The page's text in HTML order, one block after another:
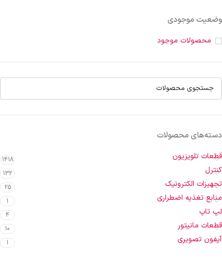
وضعیت موجودی
محصولات موجود
دسته‌های محصولات
قطعات تلویزیون 1418
کنترل 132
تجهیزات الکترونیک 25
منابع تغذیه اضطراری 1
لپ تاپ 4
قطعات مانیتور 10
آیفون تصویری 1